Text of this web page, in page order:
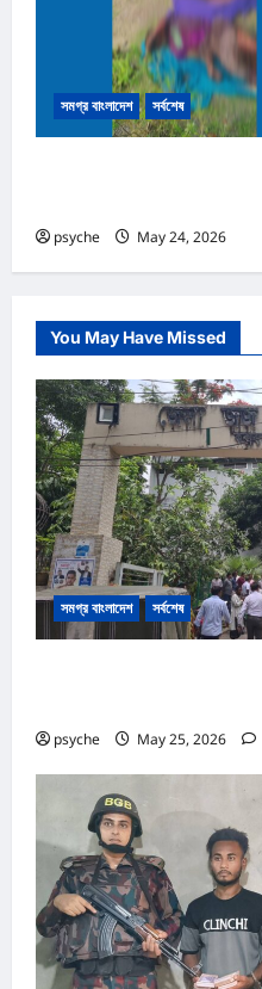
সমগ্র বাংলাদেশ সর্বশেষ
psyche May 24, 2026
You May Have Missed
সমগ্র বাংলাদেশ সর্বশেষ
psyche May 25, 2026